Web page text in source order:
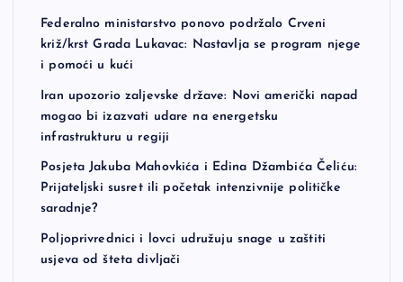
Federalno ministarstvo ponovo podržalo Crveni
križ/krst Grada Lukavac: Nastavlja se program njege
i pomoći u kući
Iran upozorio zaljevske države: Novi američki napad
mogao bi izazvati udare na energetsku
infrastrukturu u regiji
Posjeta Jakuba Mahovkića i Edina Džambića Čeliću:
Prijateljski susret ili početak intenzivnije političke
saradnje?
Poljoprivrednici i lovci udružuju snage u zaštiti
usjeva od šteta divljači